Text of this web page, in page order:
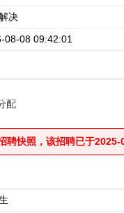
决
08-08 09:42:01
配
聘快照，该招聘已于2025-